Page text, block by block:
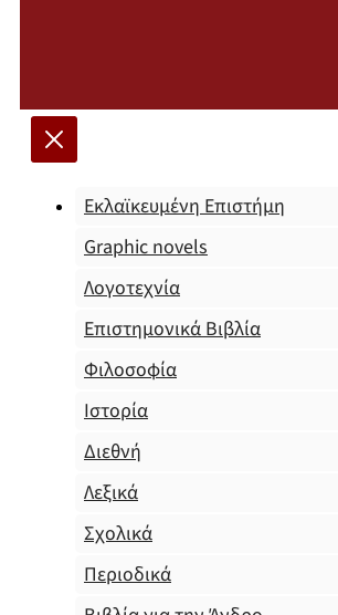
Εκλαϊκευμένη Επιστήμη
Graphic novels
Λογοτεχνία
Επιστημονικά Βιβλία
Φιλοσοφία
Ιστορία
Διεθνή
Λεξικά
Σχολικά
Περιοδικά